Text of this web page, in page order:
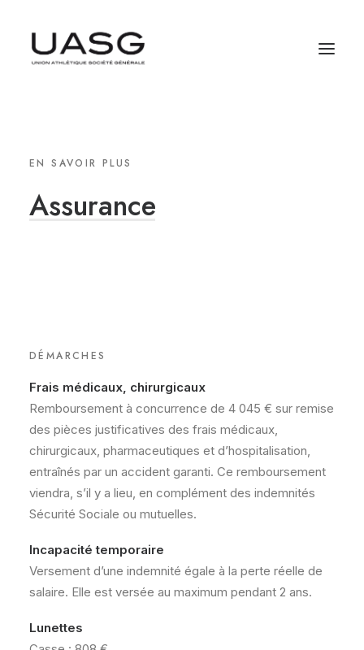
EN SAVOIR PLUS
Assurance
DÉMARCHES
Frais médicaux, chirurgicaux
Remboursement à concurrence de 4 045 € sur remise
des pièces justificatives des frais médicaux,
chirurgicaux, pharmaceutiques et d’hospitalisation,
entraînés par un accident garanti. Ce remboursement
viendra, s’il y a lieu, en complément des indemnités
Sécurité Sociale ou mutuelles.
Incapacité temporaire
Versement d’une indemnité égale à la perte réelle de
salaire. Elle est versée au maximum pendant 2 ans.
Lunettes